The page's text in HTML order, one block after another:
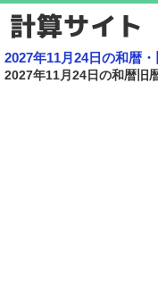
2027年11月24日の和暦
2027年11月24日の和暦旧